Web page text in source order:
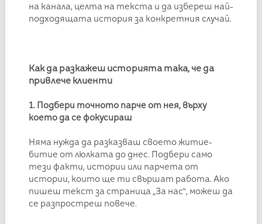
на канала, целта на текста и да избереш най-
подходящата история за конкретния случай.
Как да разкажеш историята така, че да
привлече клиенти
1. Подбери точното парче от нея, върху
което да се фокусираш
Няма нужда да разказваш своето житие-
битие от люлката до днес. Подбери само
тези факти, истории или парчета от
истории, които ще ти свършат работа. Ако
пишеш текст за страница „За нас“, можеш да
се разпростреш повече.